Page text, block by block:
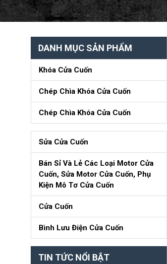
DANH MỤC SẢN PHẨM
Khóa Cửa Cuốn
Chép Chìa Khóa Cửa Cuốn
Chép Chìa Khóa Cửa Cuốn
Sửa Cửa Cuốn
Bán Sỉ Và Lẻ Các Loại Motor Cửa
Cuốn, Sửa Motor Cửa Cuốn, Phụ
Kiện Mô Tơ Cửa Cuốn
Cửa Cuốn
Bình Lưu Điện Cửa Cuốn
TIN TỨC NỔI BẬT